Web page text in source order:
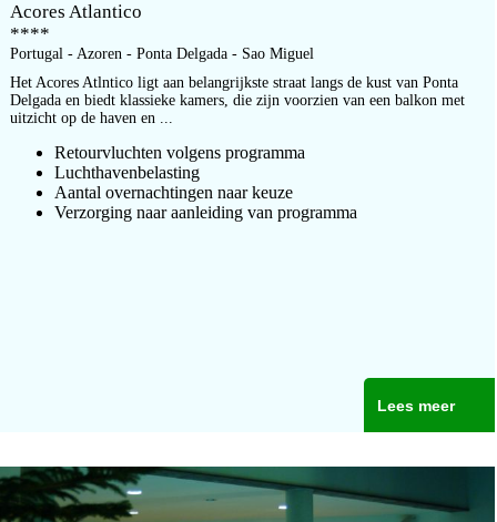
Acores Atlantico
****
Portugal - Azoren - Ponta Delgada - Sao Miguel
Het Acores Atlntico ligt aan belangrijkste straat langs de kust van Ponta
Delgada en biedt klassieke kamers, die zijn voorzien van een balkon met
uitzicht op de haven en ...
Retourvluchten volgens programma
Luchthavenbelasting
Aantal overnachtingen naar keuze
Verzorging naar aanleiding van programma
Lees meer